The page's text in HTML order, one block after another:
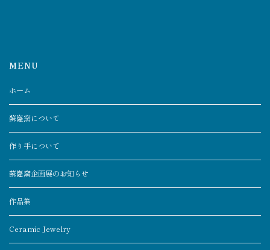
MENU
ホーム
蘇嶐窯について
作り手について
蘇嶐窯企画展のお知らせ
作品集
Ceramic Jewelry